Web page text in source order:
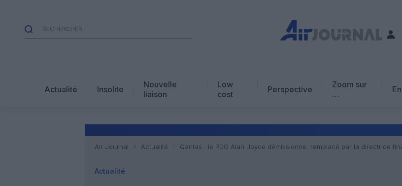
Actualité Insolite
Nouvelle
liaison
Low
cost
Perspective
Zoom sur
…
Avis d’expert
Air Journal Actualité Qantas : le PDG Alan Joyce démissionne, remplacé par la directrice
Actualité